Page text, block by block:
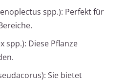
spp.): Perfekt für
spp.): Diese Pflanze
Sie bietet